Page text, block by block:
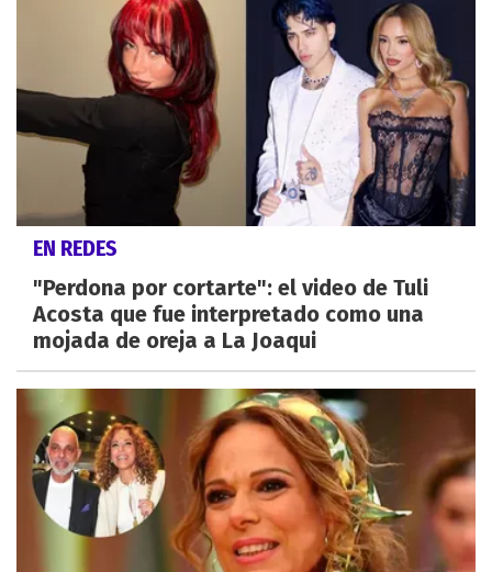
EN REDES
"Perdona por cortarte": el video de Tuli
Acosta que fue interpretado como una
mojada de oreja a La Joaqui